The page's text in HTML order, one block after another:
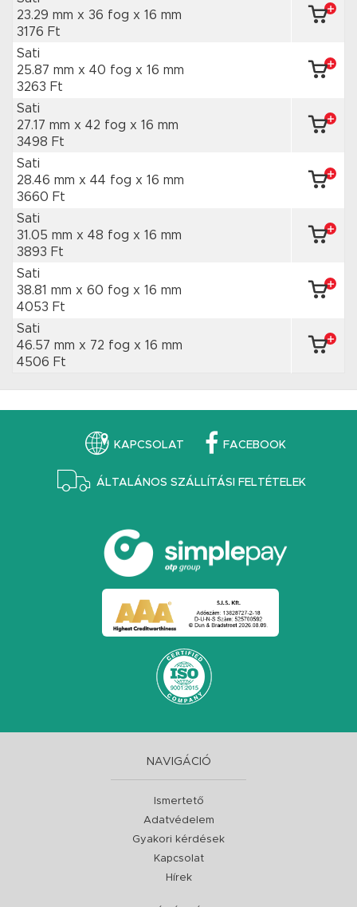
23.29 mm x 36 fog x 16 mm
3176 Ft
Sati
25.87 mm x 40 fog x 16 mm
3263 Ft
Sati
27.17 mm x 42 fog x 16 mm
3498 Ft
Sati
28.46 mm x 44 fog x 16 mm
3660 Ft
Sati
31.05 mm x 48 fog x 16 mm
3893 Ft
Sati
38.81 mm x 60 fog x 16 mm
4053 Ft
Sati
46.57 mm x 72 fog x 16 mm
4506 Ft
KAPCSOLAT FACEBOOK
ÁLTALÁNOS SZÁLLÍTÁSI FELTÉTELEK
NAVIGÁCIÓ
Ismertető
Adatvédelem
Gyakori kérdések
Kapcsolat
Hírek